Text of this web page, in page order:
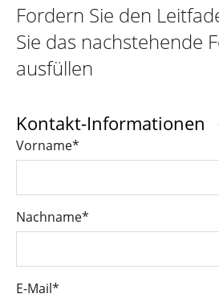
Fordern Sie den
Sie das nachstehende
ausfüllen
Kontakt-Informationen
Vorname*
Nachname*
E-Mail*